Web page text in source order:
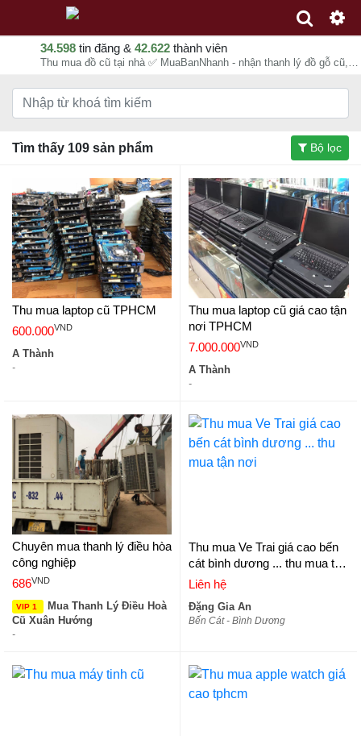
34.598 tin đăng & 42.622 thành viên
Thu mua đồ cũ tại nhà ✅ MuaBanNhanh - nhận thanh lý đồ gỗ cũ, quần áo cũ, đồ điện tử cũ, phế liệu, xác nhà, hàng thanh lý nhà hàng, khách sạn, quán ăn, quán cafe, tiệm net, game
Tìm thấy 109 sản phẩm Bộ lọc
Thu mua laptop cũ TPHCM
600.000VND
A Thành
-
Thu mua laptop cũ giá cao tận
nơi TPHCM
7.000.000VND
A Thành
-
Chuyên mua thanh lý điều hòa
công nghiệp
686VND
VIP 1
Mua Thanh Lý Điều Hoà
Cũ Xuân Hướng
-
Thu mua Ve Trai giá cao bến
cát bình dương ... thu mua tận
nơi
Liên hệ
Đặng Gia An
Bến Cát - Bình Dương